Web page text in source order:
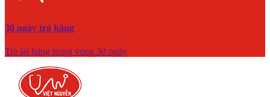
30 ngày trả hàng
Trả lại hàng trong vòng 30 ngày